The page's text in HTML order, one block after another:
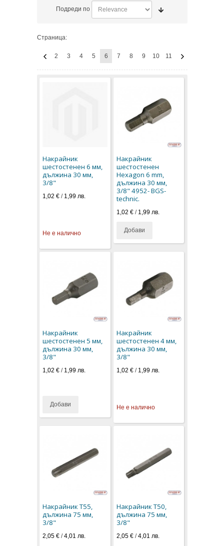
Подреди по
Страница:
2 3 4 5 6 7 8 9 10 11
Накрайник
шестостенен 6 мм,
дължина 30 мм,
3/8"
1,02 € / 1,99 лв.
Не е налично
Накрайник
шестостенен
Hexagon 6 mm,
дължина 30 мм,
3/8" 4952- BGS-
technic.
1,02 €/ 1,99 лв.
Добави
Накрайник
шестостенен 5 мм,
дължина 30 мм,
3/8"
1,02 € / 1,99 лв.
Добави
Накрайник
шестостенен 4 мм,
дължина 30 мм,
3/8"
1,02 €/ 1,99 лв.
Не е налично
Накрайник T55,
дължина 75 мм,
3/8"
2,05 € /4,01 лв.
Накрайник T50,
дължина 75 мм,
3/8"
2,05 €/4,01 лв.